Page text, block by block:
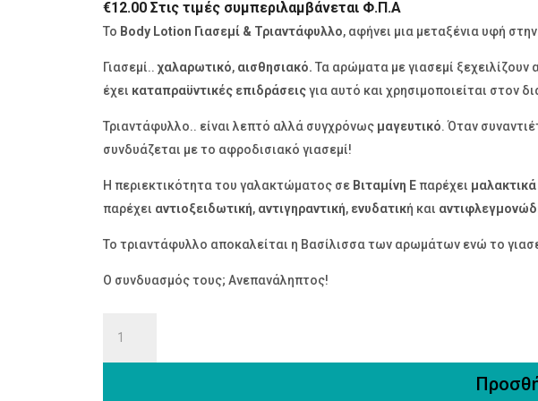
€12.00 Στις τιμές συμπεριλαμβάνεται Φ.Π.Α
Το Body Lotion Γιασεμί & Τριαντάφυλλο, αφήνει μια μεταξένια υφή
Γιασεμί..χαλαρωτικό, αισθησιακό. Τα αρώματα με γιασεμί
έχει καταπραϋντικές επιδράσειςγια αυτό και χρησιμοποιείται στον
Τριαντάφυλλο.. είναι λεπτό αλλά συγχρόνως μαγευτικό. Όταν
συνδυάζεται με το αφροδισιακό γιασεμί!
Η περιεκτικότητα του γαλακτώματος σε Βιταμίνη Επαρέχει
παρέχει αντιοξειδωτική, αντιγηραντική, ενυδατική και
Το τριαντάφυλλο αποκαλείται η Βασίλισσα των αρωμάτων ενώ το
Ο συνδυασμός τους; Ανεπανάληπτος!